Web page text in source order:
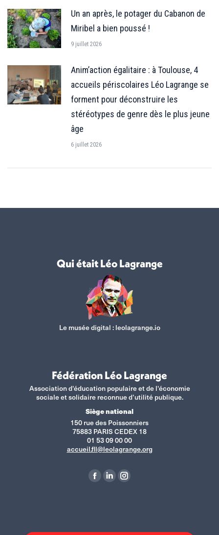
Un an après, le potager du Cabanon de
Miribel a bien poussé !
9 juillet 2026
Anim’action égalitaire : à Toulouse, 4
accueils périscolaires Léo Lagrange se
forment pour déconstruire les
stéréotypes de genre dès le plus jeune
âge
6 juillet 2026
Qui était Léo Lagrange
Le musée digital : leolagrange.io
Fédération Léo Lagrange
Association d'éducation populaire et de l'économie
sociale et solidaire reconnue d’utilité publique.
Siège national
150 rue des Poissonniers
75883 PARIS CEDEX 18
01 53 09 00 00
accueil.fll@leolagrange.org
La
dans
La
dans
La
dans